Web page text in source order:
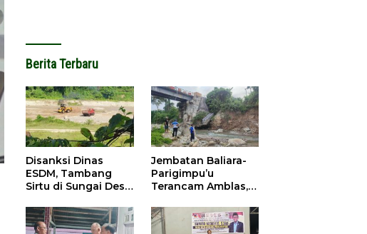
Naik Motor
Butut
Berita Terbaru
Disanksi Dinas
ESDM, Tambang
Sirtu di Sungai Desa
Jembatan Baliara-
Parigimpu’u
Terancam Amblas,
Akses Putus